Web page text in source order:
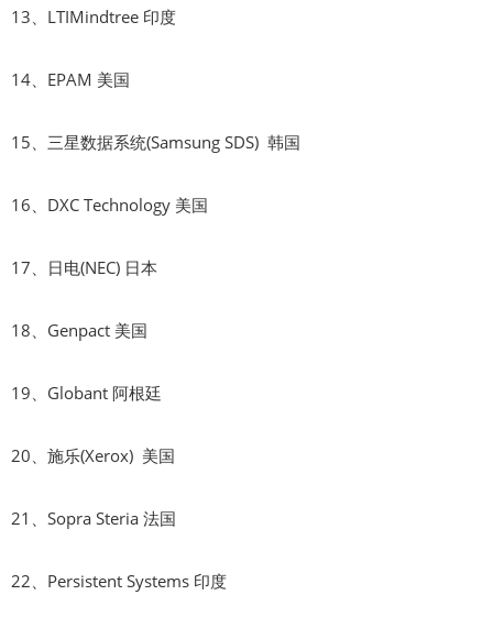
13、LTIMindtree 印度
14、EPAM 美国
15、三星数据系统(Samsung SDS) 韩国
16、DXC Technology 美国
17、日电(NEC) 日本
18、Genpact 美国
19、Globant 阿根廷
20、施乐(Xerox) 美国
21、Sopra Steria 法国
22、Persistent Systems 印度